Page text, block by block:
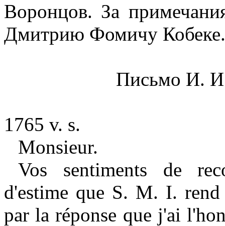
Воронцов. За
Дмитрию Фомичу
Письмо И. И.
1765 v. s.
Monsieur.
Vos sentiments de
d'estime que S. M. I.
par la réponse que j'ai